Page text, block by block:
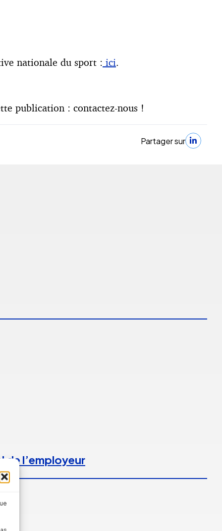
nationale du sport : ici.
publication : contactez-nous !
Partager sur
de l’employeur